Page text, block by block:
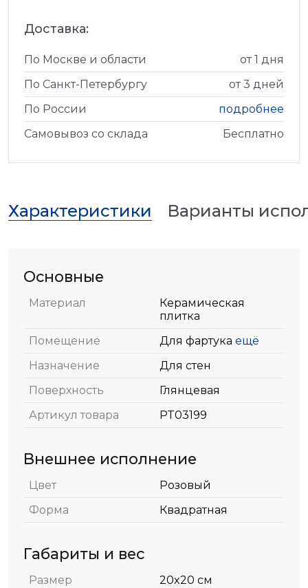
Доставка:
По Москве и области
от 1 дня
По Санкт-Петербургу
от 3 дней
По России
подробнее
Самовывоз со склада
Бесплатно
Характеристики Варианты
Основные
Материал
Керамическая
плитка
Помещение
Для фартука ещё
Назначение
Для стен
Поверхность
Глянцевая
Артикул товара
PT03199
Внешнее исполнение
Цвет
Розовый
Форма
Квадратная
Габариты и вес
Размер 20x20 см